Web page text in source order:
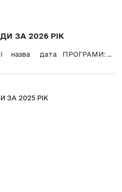
ЗА 2026 РІК
назва дата ПРОГРАМИ: ...